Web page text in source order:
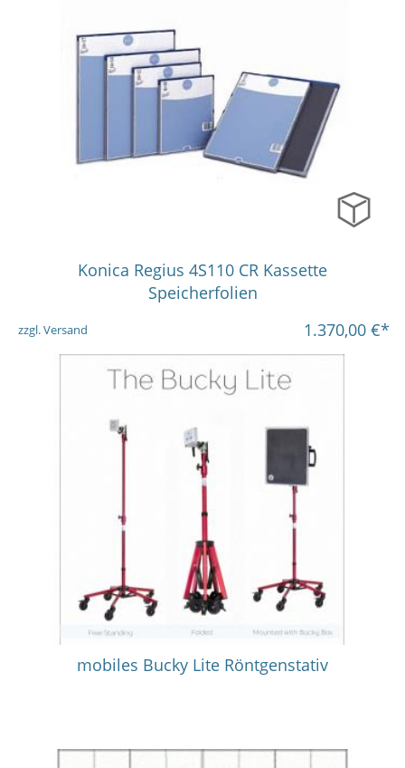
in vielen Varianten
Konica Regius 4S110 CR Kassette
Speicherfolien
zzgl. Versand 1.370,00 €*
mobiles Bucky Lite Röntgenstativ